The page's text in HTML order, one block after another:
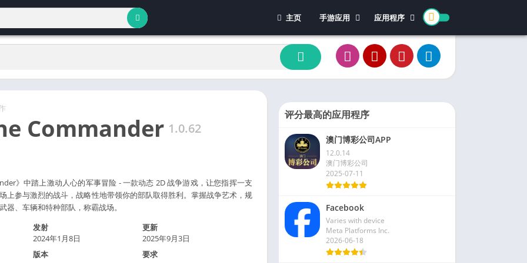
主页
手游应用
休闲游戏
冒险游戏
教育游戏
角色扮演
文字游戏
竞速游戏
策略游戏
应用程序
体育
办公
Commander 1.0.62
》中踏上激动人心的军事冒险 - 一款动态 2D 战争游戏，让您指挥一支
上参与激烈的战斗，战略性地带领你的部队取得胜利。掌握战争艺术，规
器、车辆和特种部队，称霸战场。
发射
2024年1月8日
更新
2025年9月3日
版本
要求
评分最高的应用程序
澳门博彩公司APP
12.0.14
澳门博彩公司
2025-07-11
Facebook
Varies with device
Meta Platforms Inc.
2026-06-18